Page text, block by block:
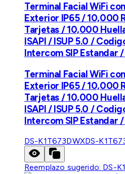
Terminal Facial WiFi
Exterior IP65 / 10,000
Tarjetas / 10,000
ISAPI / ISUP 5.0 /
Intercom SIP Estandar
Terminal Facial WiFi
Exterior IP65 / 10,000
Tarjetas / 10,000
ISAPI / ISUP 5.0 /
Intercom SIP Estandar
DS-K1T673DWXDS-
Reemplazo sugerido: DS-